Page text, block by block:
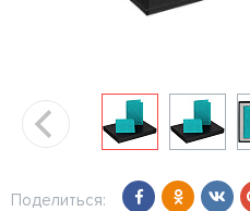
Поделиться: